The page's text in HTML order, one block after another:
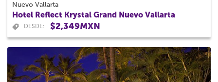
Nuevo Vallarta
Hotel Reflect Krystal Grand Nuevo Vallarta
DESDE: $2,349MXN